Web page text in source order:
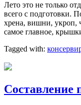
Лето это не только
всего с подготовки.
хрена, вишни, укроп,
самое главное,
Tagged with:
Составление